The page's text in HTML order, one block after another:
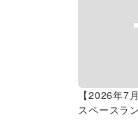
【2026年7
スペースラ